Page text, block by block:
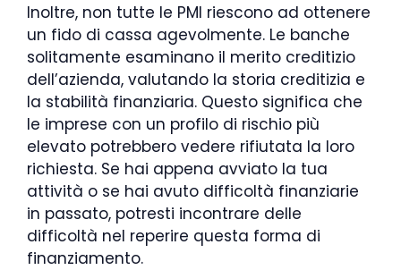
Inoltre, non tutte le PMI riescono ad ottenere
un fido di cassa agevolmente. Le banche
solitamente esaminano il merito creditizio
dell’azienda, valutando la storia creditizia e
la stabilità finanziaria. Questo significa che
le imprese con un profilo di rischio più
elevato potrebbero vedere rifiutata la loro
richiesta. Se hai appena avviato la tua
attività o se hai avuto difficoltà finanziarie
in passato, potresti incontrare delle
difficoltà nel reperire questa forma di
finanziamento.